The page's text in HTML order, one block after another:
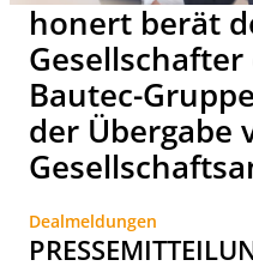
honert berät
Bautec-
der Übergabe
Dealmeldungen